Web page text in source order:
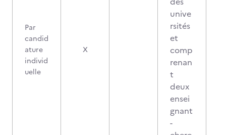
Par
candid
ature
individ
uelle
X
unive
rsités
et
comp
renan
t
deux
ensei
gnant
-